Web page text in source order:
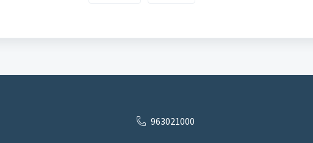
963021000